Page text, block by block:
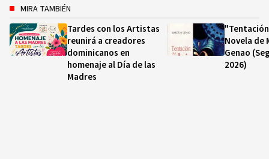
MIRA TAMBIÉN
Tardes con los Artistas
reunirá a creadores
dominicanos en
homenaje al Día de las
Madres
Novela de
Genao
2026)